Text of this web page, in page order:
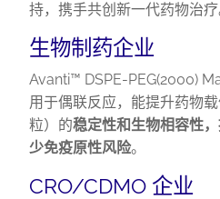
持，携手共创新一代药物治疗
生物制药企业
Avanti™ DSPE-PEG(2000)
用于偶联反应，能提升药物
粒）的稳定性和生物相容性
少免疫原性风险。
CRO/CDMO 企业